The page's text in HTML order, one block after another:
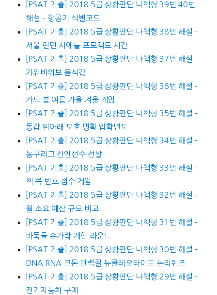
[PSAT 기출] 2018 5급 상황판단 나책형 39번 40번
해설 – 항공기 식별코드
[PSAT 기출] 2018 5급 상황판단 나책형 38번 해설 –
서울 런던 시애틀 프로젝트 시간
[PSAT 기출] 2018 5급 상황판단 나책형 37번 해설 –
가위바위보 음식값
[PSAT 기출] 2018 5급 상황판단 나책형 36번 해설 –
카드 봄 여름 가을 겨울 게임
[PSAT 기출] 2018 5급 상황판단 나책형 35번 해설 –
동갑 위아래 모호 명확 입학년도
[PSAT 기출] 2018 5급 상황판단 나책형 34번 해설 –
농구리그 신인선수 선발
[PSAT 기출] 2018 5급 상황판단 나책형 33번 해설 –
책 쪽 번호 점수 게임
[PSAT 기출] 2018 5급 상황판단 나책형 32번 해설 –
월 소요 예산 규모 비교
[PSAT 기출] 2018 5급 상황판단 나책형 31번 해설 –
바둑돌 손가락 게임 라운드
[PSAT 기출] 2018 5급 상황판단 나책형 30번 해설 –
DNA RNA 코돈 단백질 뉴클레오타이드 논리퀴즈
[PSAT 기출] 2018 5급 상황판단 나책형 29번 해설 –
전기자동차 구매